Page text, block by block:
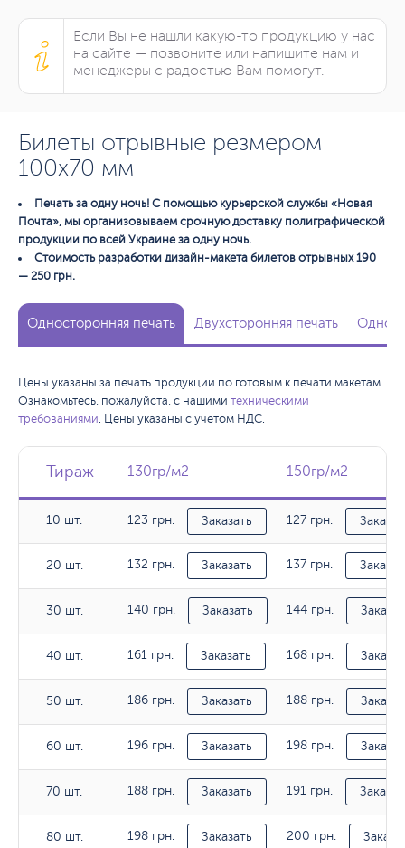
Если Вы не нашли какую-то продукцию у нас
на сайте — позвоните или напишите нам и
менеджеры с радостью Вам помогут.
Билеты отрывные резмером
100х70 мм
Печать за одну ночь! С помощью курьерской службы «Новая
Почта», мы организовываем срочную доставку полиграфической
продукции по всей Украине за одну ночь.
Стоимость разработки дизайн-макета билетов отрывных 190
— 250 грн.
Односторонняя печать Двухсторонняя печать
Цены указаны за печать продукции по готовым к печати макетам.
Ознакомьтесь, пожалуйста, с нашими техническими
требованиями . Цены указаны с учетом НДС.
Тираж
10 шт.
20 шт.
30 шт.
40 шт.
50 шт.
60 шт.
70 шт.
80 шт.
Тираж 130гр/м2 150гр/м2
Тираж 130гр/м2 150гр/м2
10 шт. 123 грн. Заказать 127 грн.
20 шт. 132 грн. Заказать 137 грн.
30 шт. 140 грн. Заказать 144 грн.
40 шт. 161 грн. Заказать 168 грн.
50 шт. 186 грн. Заказать 188 грн.
60 шт. 196 грн. Заказать 198 грн.
70 шт. 188 грн. Заказать 191 грн.
80 шт. 198 грн. Заказать 200 грн.